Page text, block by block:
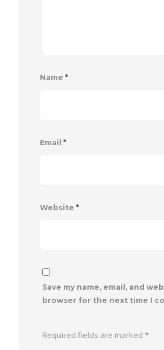
Name *
Email *
Website *
Save my name, email, and
browser for the next time I
Required fields are marked *